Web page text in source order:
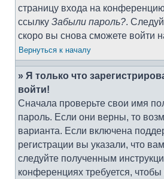
страницу входа на
ссылку Забыли пароль?.
скоро вы снова сможете войти
Вернуться к началу
» Я только что
войти!
Сначала проверьте свои имя
пароль. Если они верны, то
варианта. Если включена
регистрации вы указали, что
следуйте полученным
конференциях требуется,